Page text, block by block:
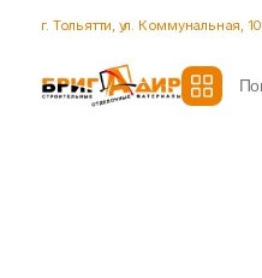
г. Тольятти, ул. Коммунальная, 10